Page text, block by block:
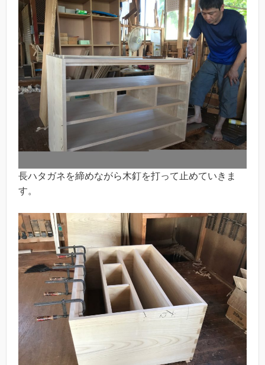
長ハタガネを締めながら木釘を打って止めていきま
す。